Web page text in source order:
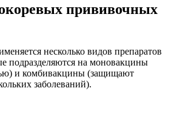
прививочных
несколько видов препаратов
подразделяются на моновакцины
и комбивакцины (защищают
заболеваний).